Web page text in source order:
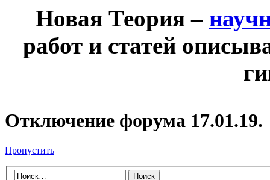
Новая Теория –
работ и статей
Отключение форума 17.01.19.
Пропустить